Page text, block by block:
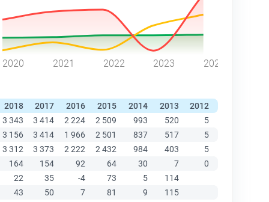
2020 2021 2022 2023 2024
2018 2017 2016 2015 2014 2013 2012